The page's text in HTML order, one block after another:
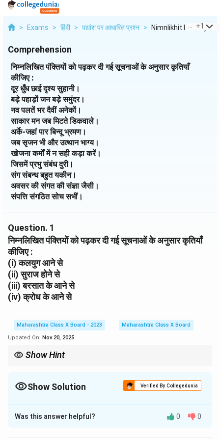
> Exams > हिंदी > पद्यांश पर आधारित प्रश्न > Nimnlikhit Panktiyon...
+1
Comprehension
निम्नलिखित पंक्तियों को पढ़कर दी गई सूचनाओं के अनुसार कृतियाँ
कीजिए :
दूर धुँध छाई दृश्य सुहानी।
बड़े पहाड़ों जन बड़े समुंदर।
नव पलतें भर दैवीं अनेकों।
साकार मन जब मिटते डिकवाले।
अर्के-जहां पार बिन्दू भ्रमण।
जब सृजन भी और उत्थान भाग्य।
खोजना कर्मों में न सही कड़ा करें।
जिसमें प्रभु संबंध दुरी।
संग संबन्ध बहुत यकीन।
अवसर की संगत की संज्ञा जैसी।
संपत्ति संगठित सोच सभीं।
जिसमें बहुत तरह सस्वर विस्तार।
जहांं-जहांँ रहे पंक्ति दृढ माना।
जिसे इंदिरा मन उपये सृजन।
Question. 1
निम्नलिखित पंक्तियों को पढ़कर दी गई सूचनाओं के अनुसार कृतियाँ
कीजिए :
(i) कलयुग आने से
(ii) सुराज होने से
(iii) बरसात के आने से
(iv) क्रोध के आने से
Maharashtra Class X Board - 2023
Maharashtra Class X Board
Updated On: Nov 20, 2025
Show Hint
Show Solution Verified By Collegedunia
Solution and Explanation
Step 1: कलयुग आने से
Was this answer helpful? 0 0